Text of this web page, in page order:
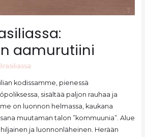
aamurutiini
kodissamme, pienessä
sisältää paljon rauhaa ja
on luonnon helmassa, kaukana
muutaman talon ”kommuunia”. Alue
ja luonnonläheinen. Herään